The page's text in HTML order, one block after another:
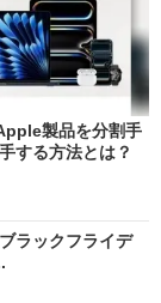
製品を分割手
する方法とは？
ラックフライデ